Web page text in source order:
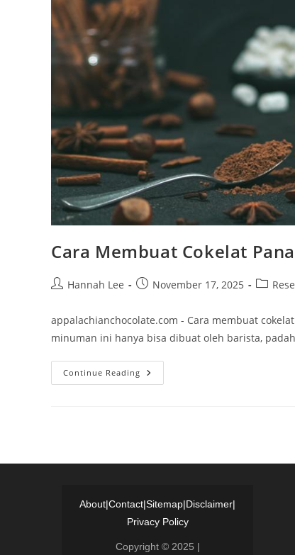
Cara Membuat Cokelat
PostHannah Lee
PostNovember 17, 2025
Post
appalachianchocolate.com - Cara membuat
minuman ini hanya bisa dibuat oleh barista,
Continue Reading Cara
Membuat
Nikmat
About|Contact|Sitemap|Disclaimer|
Privacy Policy
Copyright © 2025 |